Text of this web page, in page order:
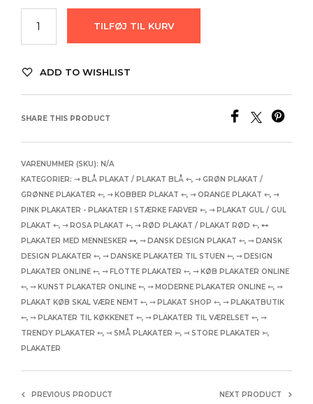
TILFØJ TIL KURV
ADD TO WISHLIST
SHARE THIS PRODUCT
VARENUMMER (SKU): N/A
KATEGORIER: ⇾ BLÅ PLAKAT / PLAKAT BLÅ ⇽, ⇾ GRØN PLAKAT /
GRØNNE PLAKATER ⇽, ⇾ KOBBER PLAKAT ⇽, ⇾ ORANGE PLAKAT ⇽, ⇾
PINK PLAKATER - PLAKATER I STÆRKE FARVER ⇽, ⇾ PLAKAT GUL / GUL
PLAKAT ⇽, ⇾ ROSA PLAKAT ⇽, ⇾ RØD PLAKAT / PLAKAT RØD ⇽, ⊷
PLAKATER MED MENNESKER ⊶, ⤍ DANSK DESIGN PLAKAT ⤌, ⤍ DANSK
DESIGN PLAKATER ⤌, ⤍ DANSKE PLAKATER TIL STUEN ⤌, ⤍ DESIGN
PLAKATER ONLINE ⤌, ⤍ FLOTTE PLAKATER ⤌, ⤍ KØB PLAKATER ONLINE
⤌, ⤍ KUNST PLAKATER ONLINE ⤌, ⤍ MODERNE PLAKATER ONLINE ⤌, ⤍
PLAKAT KØB SKAL VÆRE NEMT ⤌, ⤍ PLAKAT SHOP ⤌, ⤍ PLAKATBUTIK
⤌, ⤍ PLAKATER TIL KØKKENET ⤌, ⤍ PLAKATER TIL VÆRELSET ⤌, ⤍
TRENDY PLAKATER ⤌, ⤙ SMÅ PLAKATER ⤚, ⤙ STORE PLAKATER ⤚,
PLAKATER
PREVIOUS PRODUCT NEXT PRODUCT